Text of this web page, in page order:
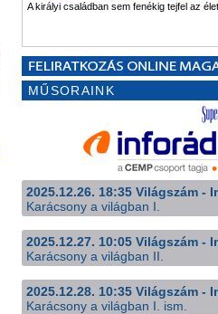
A királyi családban sem fenékig tejfel az élet
MŰSORAINK
2025.12.26. 18:35 Világszám -
Karácsony a világban I.
2025.12.27. 10:05 Világszám -
Karácsony a világban II.
2025.12.28. 10:35 Világszám -
Karácsony a világban I. ism.